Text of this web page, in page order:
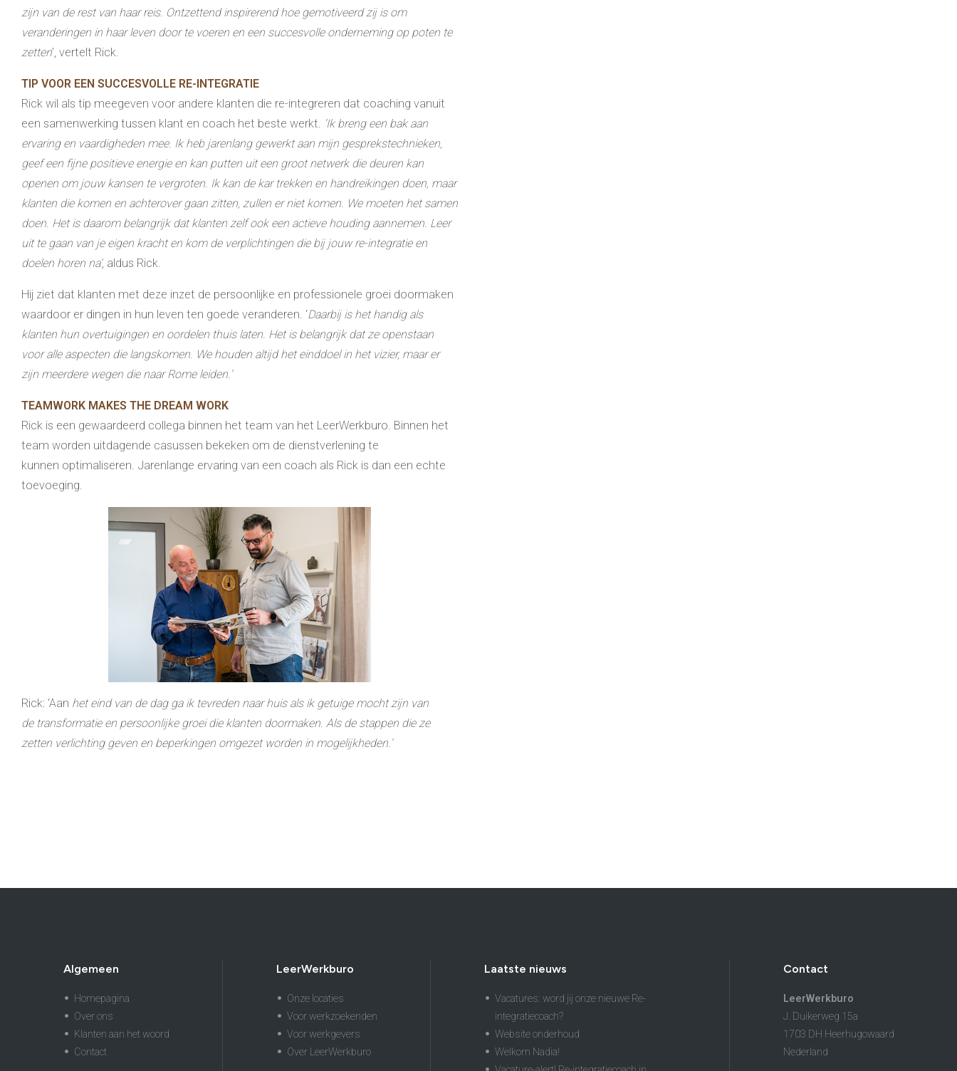
zijn van de rest van haar reis. Ontzettend inspirerend hoe gemotiveerd zij is om
veranderingen in haar leven door te voeren en een succesvolle onderneming op poten te
zetten’, vertelt Rick.
TIP VOOR EEN SUCCESVOLLE RE-INTEGRATIE
Rick wil als tip meegeven voor andere klanten die re-integreren dat coaching vanuit
een samenwerking tussen klant en coach het beste werkt.
‘Ik breng een bak aan
ervaring en vaardigheden mee. Ik heb jarenlang gewerkt aan mijn gesprekstechnieken,
geef een fijne positieve energie en kan putten uit een groot netwerk die deuren kan
openen om jouw kansen te vergroten. Ik kan de kar trekken en handreikingen doen, maar
klanten die komen en achterover gaan zitten, zullen er niet komen. We moeten het samen
doen. Het is daarom belangrijk dat klanten zelf ook een actieve houding aannemen. Leer
uit te gaan van je eigen kracht en kom de verplichtingen die bij jouw re-integratie en
doelen horen na’, aldus Rick.
Hij ziet dat klanten met deze inzet de persoonlijke en professionele groei doormaken
waardoor er dingen in hun leven ten goede veranderen. ‘Daarbij is het handig als
klanten hun overtuigingen en oordelen thuis laten. Het is belangrijk dat ze openstaan
voor alle aspecten die langskomen. We houden altijd het einddoel in het vizier, maar er
zijn meerdere wegen die naar Rome leiden.’
TEAMWORK MAKES THE DREAM WORK
Rick is een gewaardeerd collega binnen het team van het LeerWerkburo. Binnen het
team worden uitdagende casussen bekeken om de dienstverlening te
kunnen optimaliseren. Jarenlange ervaring van een coach als Rick is dan een echte
toevoeging.
Rick: ‘Aan het eind van de dag ga ik tevreden naar huis als ik getuige mocht zijn van
de transformatie en persoonlijke groei die klanten doormaken. Als de stappen die ze
zetten verlichting geven en beperkingen omgezet worden in mogelijkheden.’
Algemeen
Homepagina
Over ons
Klanten aan het woord
Contact
LeerWerkburo
Onze locaties
Voor werkzoekenden
Voor werkgevers
Over LeerWerkburo
Laatste nieuws
Vacatures: word jij onze nieuwe Re-
integratiecoach?
Website onderhoud
Welkom Nadia!
Contact
LeerWerkburo
J. Duikerweg 15a
1703 DH Heerhugowaard
Nederland